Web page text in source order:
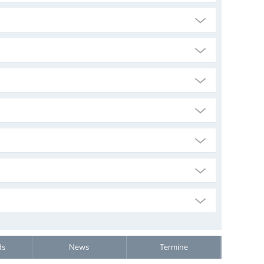
News Termine